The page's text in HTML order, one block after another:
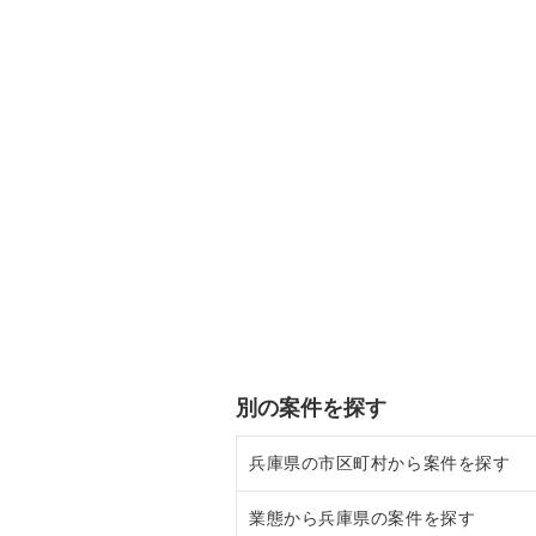
別の案件を探す
兵庫県の市区町村から案件を探す
尼崎市の飲食店の居抜き売却物件
業態から兵庫県の案件を探す